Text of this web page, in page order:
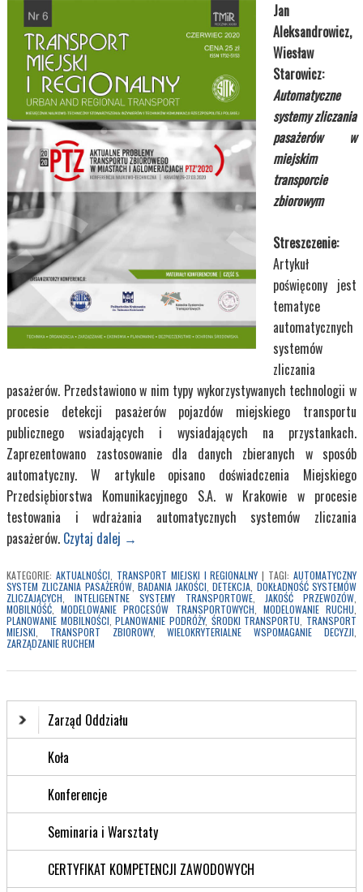
25,00 zł
Transport Miejski i Regionalny
Kup Teraz
Jan
Aleksandrowicz,
Wiesław
Starowicz:
Automatyczne
systemy zliczania
pasażerów w
miejskim
transporcie
zbiorowym
Streszczenie:
Artykuł
poświęcony jest
tematyce
automatycznych
systemów
zliczania
pasażerów. Przedstawiono w nim typy wykorzystywanych technologii w
procesie detekcji pasażerów pojazdów miejskiego transportu
publicznego wsiadających i wysiadających na przystankach.
Zaprezentowano zastosowanie dla danych zbieranych w sposób
automatyczny. W artykule opisano doświadczenia Miejskiego
Przedsiębiorstwa Komunikacyjnego S.A. w Krakowie w procesie
testowania i wdrażania automatycznych systemów zliczania
pasażerów. Czytaj dalej →
KATEGORIE: AKTUALNOŚCI, TRANSPORT MIEJSKI I REGIONALNY | TAGI: AUTOMATYCZNY
SYSTEM ZLICZANIA PASAŻERÓW, BADANIA JAKOŚCI,DETEKCJA, DOKŁADNOŚĆ SYSTEMÓW
ZLICZAJĄCYCH,INTELIGENTNE SYSTEMY TRANSPORTOWE, JAKOŚĆ PRZEWOZÓW,
MOBILNOŚĆ,MODELOWANIE PROCESÓW TRANSPORTOWYCH, MODELOWANIE RUCHU,
PLANOWANIE MOBILNOŚCI,PLANOWANIE PODRÓŻY, ŚRODKI TRANSPORTU, TRANSPORT
MIEJSKI, TRANSPORT ZBIOROWY,WIELOKRYTERIALNE WSPOMAGANIE DECYZJI,
ZARZĄDZANIE RUCHEM
Zarząd Oddziału
Koła
Konferencje
Seminaria i Warsztaty
CERTYFIKAT KOMPETENCJI ZAWODOWYCH